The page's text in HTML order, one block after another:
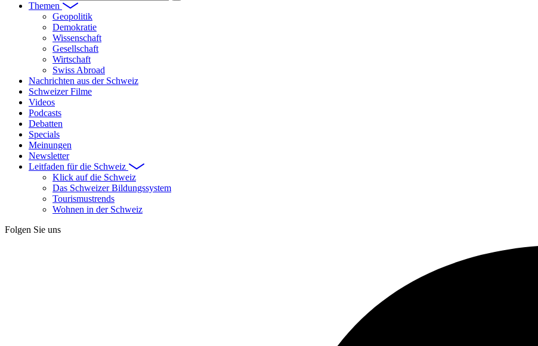
Themen
Geopolitik
Demokratie
Wissenschaft
Gesellschaft
Wirtschaft
Swiss Abroad
Nachrichten aus der Schweiz
Schweizer Filme
Videos
Podcasts
Debatten
Specials
Meinungen
Newsletter
Leitfaden für die Schweiz
Klick auf die Schweiz
Das Schweizer Bildungssystem
Tourismustrends
Wohnen in der Schweiz
Folgen Sie uns